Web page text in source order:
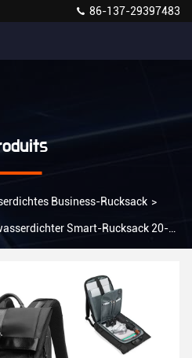
86-137-29397483
Business-Rucksack >
Smart-Rucksack 20-39